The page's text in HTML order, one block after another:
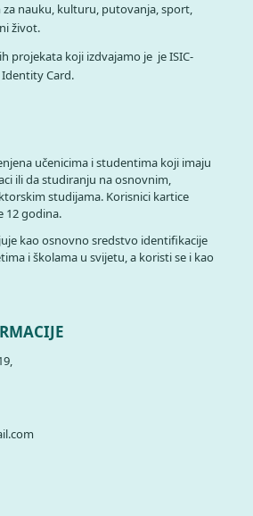
nauku, kulturu, putovanja, sport,
život.
projekata koji izdvajamo je je ISIC-
Card.
učenicima i studentima koji imaju
ili da studiranju na osnovnim,
studijama. Korisnici kartice
12 godina.
kao osnovno sredstvo identifikacije
i školama u svijetu, a koristi se i kao